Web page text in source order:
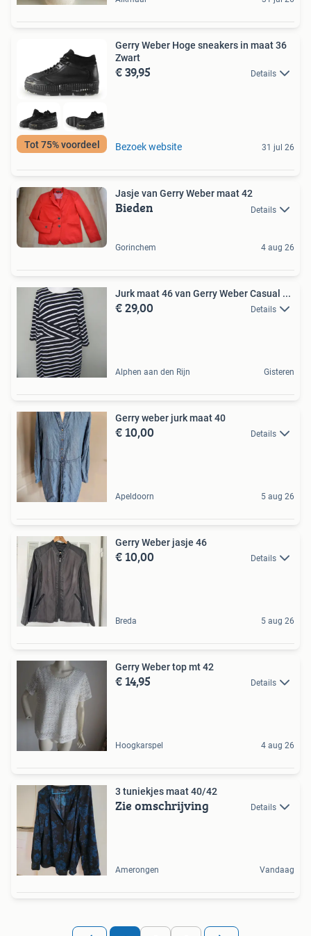
Tot 75% voordeel
Gerry Weber Hoge sneakers in maat 36
Zwart
€ 39,95 Details
Bezoek website 31 jul 26
Jasje van Gerry Weber maat 42
Bieden Details
Gorinchem 4 aug 26
Jurk maat 46 van Gerry Weber Casual ...
€ 29,00 Details
Alphen aan den Rijn Gisteren
Gerry weber jurk maat 40
€ 10,00 Details
Apeldoorn 5 aug 26
Gerry Weber jasje 46
€ 10,00 Details
Breda 5 aug 26
Gerry Weber top mt 42
€ 14,95 Details
Hoogkarspel 4 aug 26
3 tuniekjes maat 40/42
Zie omschrijving Details
Amerongen Vandaag